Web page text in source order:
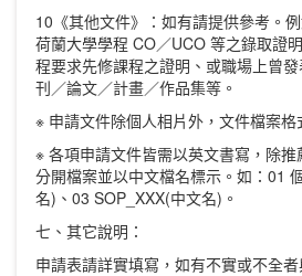
10《其他文件》：如有請提供參考。
荷蘭大學學程 CO／UCO 等之錄取證
程要求先修課程之證明、或職場上曾
刊／論文／計畫／作品集等。
※ 申請文件除個人相片外，文件檔案格
※ 各項申請文件皆需以英文書寫，除
分開檔案並以中文檔名標示。如：01
名)、03 SOP_XXX(中文名)。
七、其它說明：
申請表請詳實填寫，如有不實或不全